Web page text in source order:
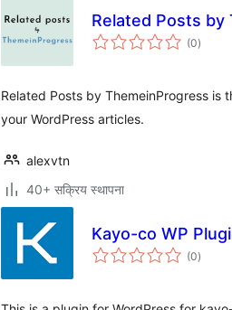
Related Posts by
(0कुल
रेटिङ्गहरू
)
Related Posts by ThemeinProgress
your WordPress articles.
alexvtn
40+ सक्रिय स्थापना
Kayo-co WP
(0कुल
रेटिङ्गहरू
)